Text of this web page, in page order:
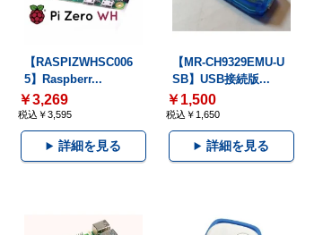
【RASPIZWHSC006
5】Raspberr...
￥3,269
税込￥3,595
詳細を見る
【MR-CH9329EMU-U
SB】USB接続版...
￥1,500
税込￥1,650
詳細を見る